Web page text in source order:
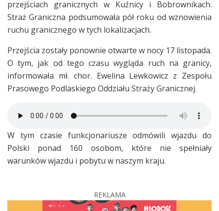
przejściach granicznych w Kuźnicy i Bobrownikach.
Straż Graniczna podsumowała pół roku od wznowienia
ruchu granicznego w tych lokalizacjach.
Przejścia zostały ponownie otwarte w nocy 17 listopada.
O tym, jak od tego czasu wygląda ruch na granicy,
informowała mł. chor. Ewelina Lewkowicz z Zespołu
Prasowego Podlaskiego Oddziału Straży Granicznej.
W tym czasie funkcjonariusze odmówili wjazdu do
Polski ponad 160 osobom, które nie spełniały
warunków wjazdu i pobytu w naszym kraju.
REKLAMA